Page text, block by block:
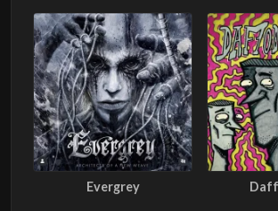
Evergrey